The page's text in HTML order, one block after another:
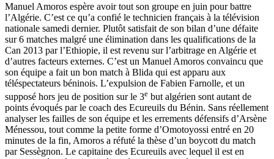
Manuel Amoros espère avoir tout son groupe en juin pour battre
l’Algérie. C’est ce qu’a confié le technicien français à la télévision
nationale samedi dernier. Plutôt satisfait de son bilan d’une défaite
sur 6 matches malgré une élimination dans les qualifications de la
Can 2013 par l’Ethiopie, il est revenu sur l’arbitrage en Algérie et
d’autres facteurs externes. C’est un Manuel Amoros convaincu que
son équipe a fait un bon match à Blida qui est apparu aux
téléspectateurs béninois. L’expulsion de Fabien Farnolle, et un
supposé hors jeu de position sur le 3e but algérien sont autant de
points évoqués par le coach des Ecureuils du Bénin. Sans réellement
analyser les failles de son équipe et les errements défensifs d’Arsène
Ménessou, tout comme la petite forme d’Omotoyossi entré en 20
minutes de la fin, Amoros a réfuté la thèse d’un boycott du match
par Sessègnon. Le capitaine des Ecureuils avec lequel il est en